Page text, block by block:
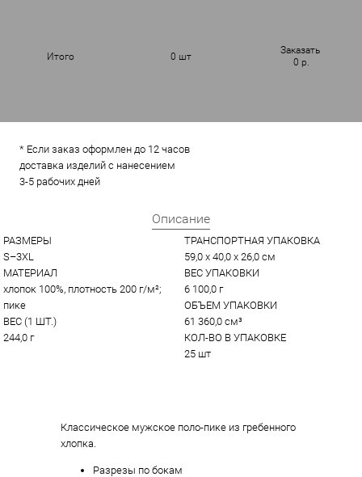
Итого 0 шт
Заказать
0 р.
* Если заказ оформлен до 12 часов
доставка изделий с нанесением
3-5 рабочих дней
Описание
РАЗМЕРЫ
S–3XL
МАТЕРИАЛ
хлопок 100%, плотность 200 г/м²;
пике
ВЕС (1 ШТ.)
244,0 г
ТРАНСПОРТНАЯ УПАКОВКА
59,0 x 40,0 x 26,0 см
ВЕС УПАКОВКИ
6 100,0 г
ОБЪЕМ УПАКОВКИ
61 360,0 см³
КОЛ-ВО В УПАКОВКЕ
25 шт
Классическое мужское поло-пике из гребенного
хлопка.
Разрезы по бокам